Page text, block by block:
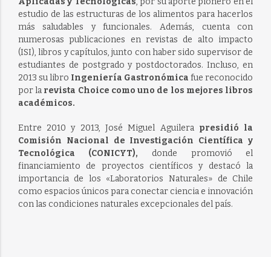
estudio de las estructuras de los alimentos para hacerlos
más saludables y funcionales. Además, cuenta con
numerosas publicaciones en revistas de alto impacto
(ISI), libros y capítulos, junto con haber sido supervisor de
estudiantes de postgrado y postdoctorados. Incluso, en
2013 su libro Ingeniería Gastronómica fue reconocido
por la revista Choice como uno de los mejores libros
académicos.
Entre 2010 y 2013, José Miguel Aguilera presidió la
Comisión Nacional de Investigación Científica y
Tecnológica (CONICYT), donde promovió el
financiamiento de proyectos científicos y destacó la
importancia de los «Laboratorios Naturales» de Chile
como espacios únicos para conectar ciencia e innovación
con las condiciones naturales excepcionales del país.